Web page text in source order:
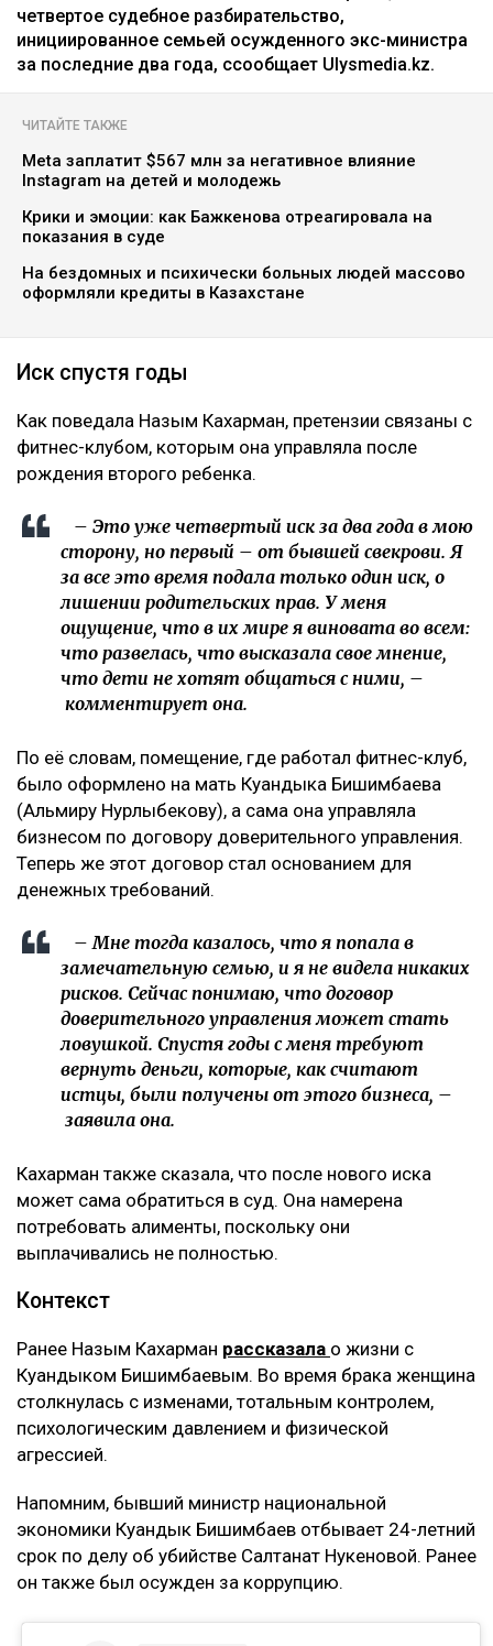
четвертое судебное разбирательство,
инициированное семьей осужденного экс-министра
за последние два года, ссообщает Ulysmedia.kz.
ЧИТАЙТЕ ТАКЖЕ
Meta заплатит $567 млн за негативное влияние
Instagram на детей и молодежь
Крики и эмоции: как Бажкенова отреагировала на
показания в суде
На бездомных и психически больных людей массово
оформляли кредиты в Казахстане
Иск спустя годы
Как поведала Назым Кахарман, претензии связаны с
фитнес-клубом, которым она управляла после
рождения второго ребенка.
– Это уже четвертый иск за два года в мою
сторону, но первый – от бывшей свекрови. Я
за все это время подала только один иск, о
лишении родительских прав. У меня
ощущение, что в их мире я виновата во всем:
что развелась, что высказала свое мнение,
что дети не хотят общаться с ними, –
комментирует она.
По её словам, помещение, где работал фитнес-клуб,
было оформлено на мать Куандыка Бишимбаева
(Альмиру Нурлыбекову), а сама она управляла
бизнесом по договору доверительного управления.
Теперь же этот договор стал основанием для
денежных требований.
– Мне тогда казалось, что я попала в
замечательную семью, и я не видела никаких
рисков. Сейчас понимаю, что договор
доверительного управления может стать
ловушкой. Спустя годы с меня требуют
вернуть деньги, которые, как считают
истцы, были получены от этого бизнеса, –
заявила она.
Кахарман также сказала, что после нового иска
может сама обратиться в суд. Она намерена
потребовать алименты, поскольку они
выплачивались не полностью.
Контекст
Ранее Назым Кахарман рассказала о жизни с
Куандыком Бишимбаевым. Во время брака женщина
столкнулась с изменами, тотальным контролем,
психологическим давлением и физической
агрессией.
Напомним, бывший министр национальной
экономики Куандык Бишимбаев отбывает 24-летний
срок по делу об убийстве Салтанат Нукеновой. Ранее
он также был осужден за коррупцию.